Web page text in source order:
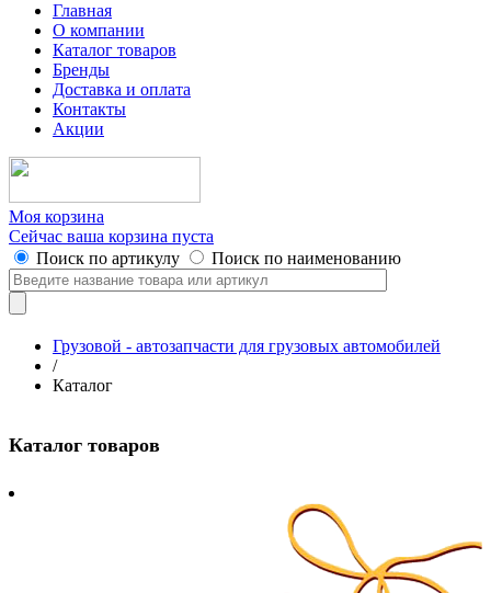
Главная
О компании
Каталог товаров
Бренды
Доставка и оплата
Контакты
Акции
Моя корзина
Сейчас ваша корзина пуста
Поиск по артикулу
Поиск по наименованию
Грузовой - автозапчасти для грузовых автомобилей
/
Каталог
Каталог товаров